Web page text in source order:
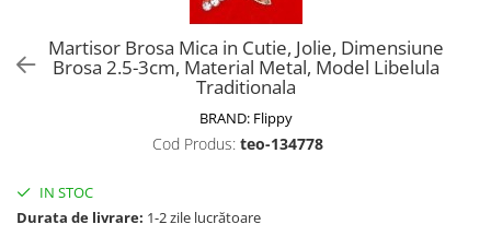
Motocross
Piese de schimb vehicule electrice
Scutere pe benzina
Tricicluri persoane
Martisor Brosa Mica in Cutie, Jolie, Dimensiune
Brosa 2.5-3cm, Material Metal, Model Libelula
Traditionala
BRAND: Flippy
Cod Produs: teo-134778
IN STOC
Durata de livrare: 1-2 zile lucrătoare